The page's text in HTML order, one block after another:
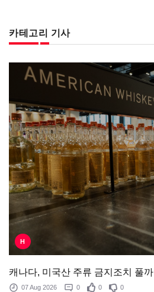
카테고리 기사
H
캐나다, 미국산 주류 금지조치 풀까
07 Aug 2026 0 0 0